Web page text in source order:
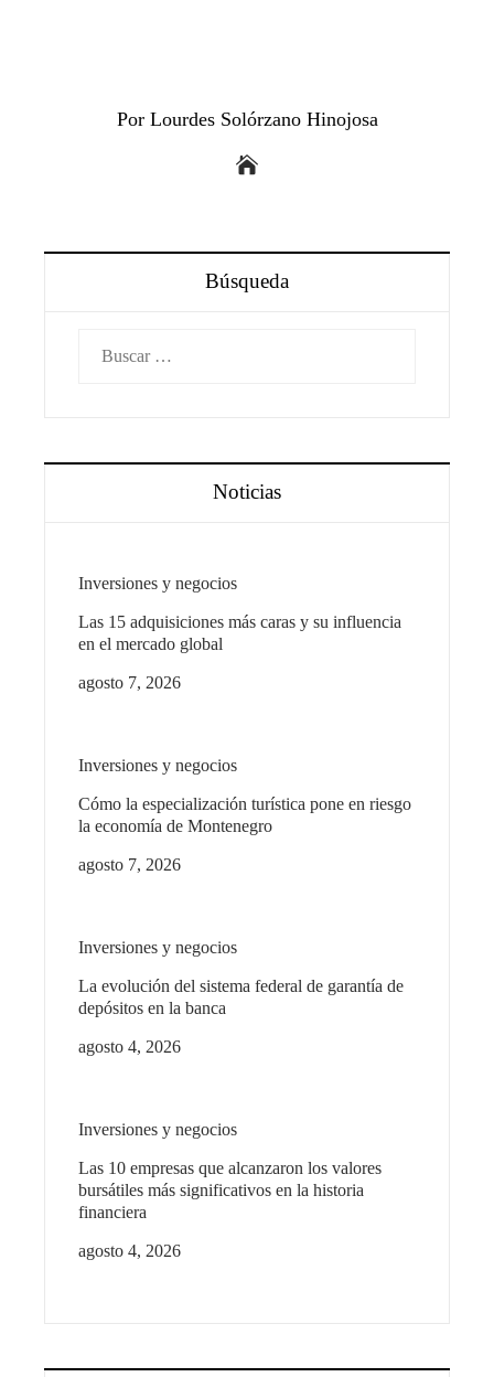
Por Lourdes Solórzano Hinojosa
Búsqueda
Noticias
Inversiones y negocios
Las 15 adquisiciones más caras y su influencia
en el mercado global
agosto 7, 2026
Inversiones y negocios
Cómo la especialización turística pone en riesgo
la economía de Montenegro
agosto 7, 2026
Inversiones y negocios
La evolución del sistema federal de garantía de
depósitos en la banca
agosto 4, 2026
Inversiones y negocios
Las 10 empresas que alcanzaron los valores
bursátiles más significativos en la historia
financiera
agosto 4, 2026